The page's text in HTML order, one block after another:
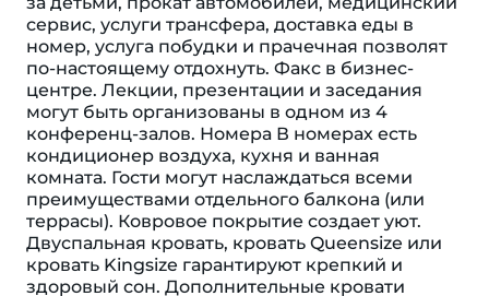
сервис, услуги трансфера, доставка еды в
номер, услуга побудки и прачечная позволят
по-настоящему отдохнуть. Факс в бизнес-
центре. Лекции, презентации и заседания
могут быть организованы в одном из 4
конференц-залов. Номера В номерах есть
кондиционер воздуха, кухня и ванная
комната. Гости могут наслаждаться всеми
преимуществами отдельного балкона (или
террасы). Ковровое покрытие создает уют.
Двуспальная кровать, кровать Queensize или
кровать Kingsize гарантируют крепкий и
здоровый сон. Дополнительные кровати